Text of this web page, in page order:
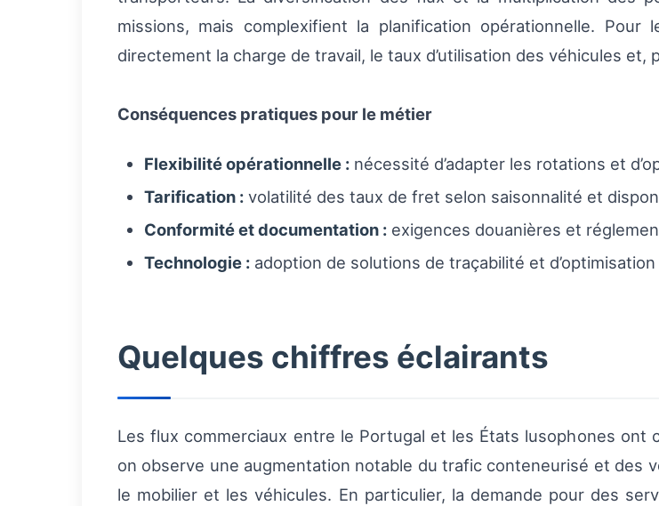
missions, mais complexifient la planification opérationnelle.
directement la charge de travail, le taux d’utilisation des véhicules et,
Conséquences pratiques pour le métier
Flexibilité opérationnelle : nécessité d’adapter les rotations et
Tarification : volatilité des taux de fret selon saisonnalité et
Conformité et documentation : exigences douanières et
Technologie : adoption de solutions de traçabilité et
Quelques chiffres éclairants
Les flux commerciaux entre le Portugal et les États lusophones ont
on observe une augmentation notable du trafic conteneurisé et des
le mobilier et les véhicules. En particulier, la demande pour des